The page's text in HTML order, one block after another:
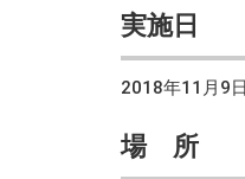
実施日
2018年11月9日
場 所